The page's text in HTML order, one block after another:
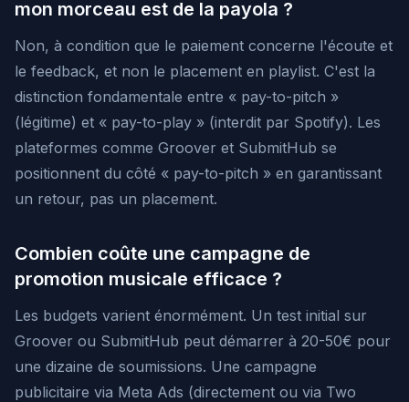
mon morceau est de la payola ?
Non, à condition que le paiement concerne l'écoute et
le feedback, et non le placement en playlist. C'est la
distinction fondamentale entre « pay-to-pitch »
(légitime) et « pay-to-play » (interdit par Spotify). Les
plateformes comme Groover et SubmitHub se
positionnent du côté « pay-to-pitch » en garantissant
un retour, pas un placement.
Combien coûte une campagne de
promotion musicale efficace ?
Les budgets varient énormément. Un test initial sur
Groover ou SubmitHub peut démarrer à 20-50€ pour
une dizaine de soumissions. Une campagne
publicitaire via Meta Ads (directement ou via Two